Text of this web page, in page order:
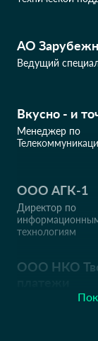
АО
Ведущий
Вкусно - и
Менеджер по
ООО АГК-1
Директор по
технологиям
ООО НКО
Руководитель,